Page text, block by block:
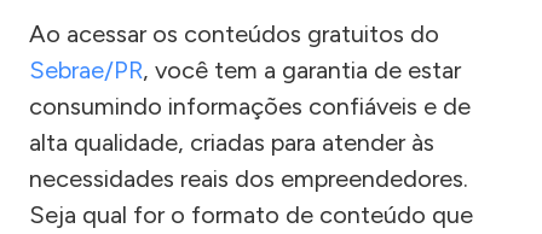
Ao acessar os conteúdos gratuitos do
Sebrae/PR, você tem a garantia de estar
consumindo informações confiáveis e de
alta qualidade, criadas para atender às
necessidades reais dos empreendedores.
Seja qual for o formato de conteúdo que